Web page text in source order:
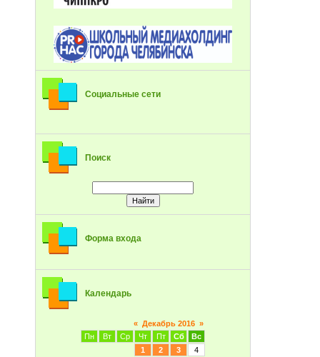
Социальные сети
Поиск
Форма входа
Календарь
« Декабрь 2016 »
Пн
Вт Ср Чт Пт Сб
Вс
1
2 3 4